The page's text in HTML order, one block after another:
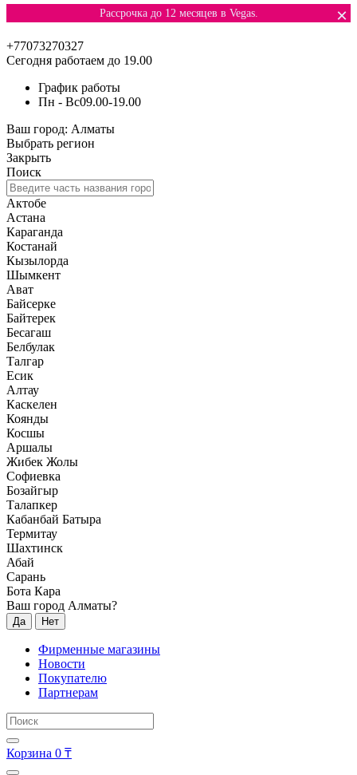
Рассрочка до 12 месяцев в Vegas. ×
+77073270327
Сегодня работаем до 19.00
График работы
Пн - Вс09.00-19.00
Ваш город: Алматы
Выбрать регион
Закрыть
Поиск
Актобе
Астана
Караганда
Костанай
Кызылорда
Шымкент
Ават
Байсерке
Байтерек
Бесагаш
Белбулак
Талгар
Есик
Алтау
Каскелен
Коянды
Косшы
Аршалы
Жибек Жолы
Софиевка
Бозайгыр
Талапкер
Кабанбай Батыра
Термитау
Шахтинск
Абай
Сарань
Бота Кара
Ваш город Алматы?
Да Нет
Фирменные магазины
Новости
Покупателю
Партнерам
Корзина 0 ₸